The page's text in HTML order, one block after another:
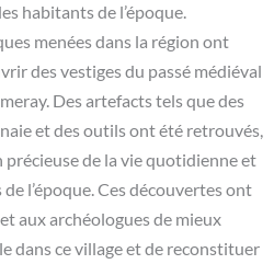
habitants de l’époque.
menées dans la région ont
des vestiges du passé médiéval
Des artefacts tels que des
et des outils ont été retrouvés,
de la vie quotidienne et
l’époque. Ces découvertes ont
aux archéologues de mieux
dans ce village et de reconstituer